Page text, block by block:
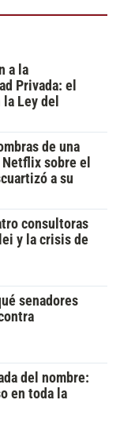
a la
Privada: el
Ley del
de una
sobre el
a su
consultoras
y la crisis de
senadores
del nombre:
en toda la